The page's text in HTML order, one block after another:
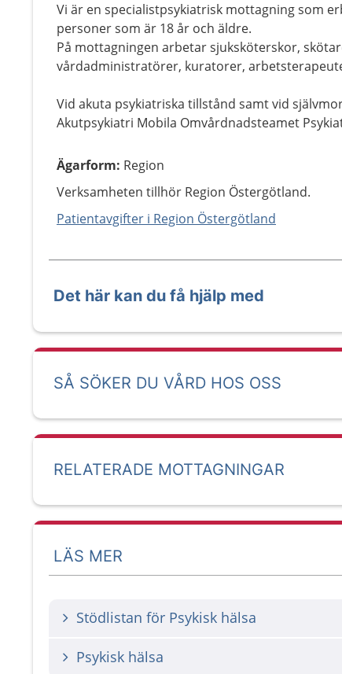
Vi är en specialistpsykiatrisk mottagning som
personer som är 18 år och äldre.
På mottagningen arbetar sjuksköterskor,
vårdadministratörer, kuratorer,
Vid akuta psykiatriska tillstånd samt vid
Akutpsykiatri Mobila Omvårdnadsteamet
Ägarform: Region
Verksamheten tillhör Region Östergötland.
Patientavgifter i Region Östergötland
Det här kan du få hjälp med
SÅ SÖKER DU VÅRD HOS OSS
RELATERADE MOTTAGNINGAR
LÄS MER
Stödlistan för Psykisk hälsa
Psykisk hälsa